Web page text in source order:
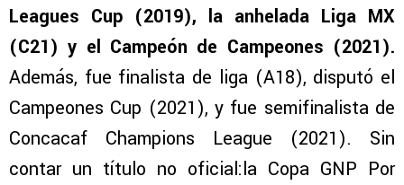
Leagues Cup (2019), la anhelada Liga MX
(C21) y el Campeón de Campeones (2021).
Además, fue finalista de liga (A18), disputó el
Campeones Cup (2021), y fue semifinalista de
Concacaf Champions League (2021). Sin
contar un título no oficial:la Copa GNP Por